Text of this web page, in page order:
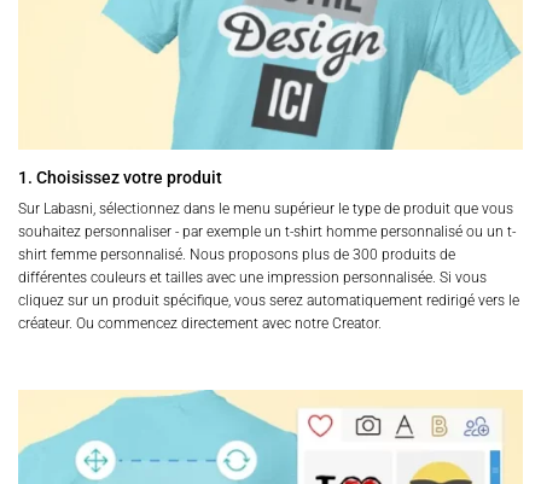
1. Choisissez votre produit
Sur Labasni, sélectionnez dans le menu supérieur le type de produit que vous
souhaitez personnaliser - par exemple un t-shirt homme personnalisé ou un t-
shirt femme personnalisé. Nous proposons plus de 300 produits de
différentes couleurs et tailles avec une impression personnalisée. Si vous
cliquez sur un produit spécifique, vous serez automatiquement redirigé vers le
créateur. Ou commencez directement avec notre Creator.